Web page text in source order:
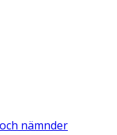
nämnder